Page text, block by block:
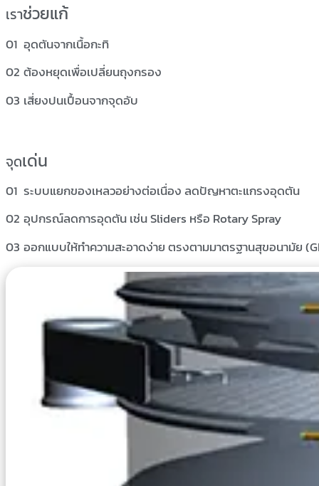
เราช่วยแก้
อุดตันจากเนื้อกะทิ
ต้องหยุดเพื่อเปลี่ยนถุงกรอง
เสี่ยงปนเปื้อนจากจุดอับ
จุดเด่น
ระบบแยกของเหลวอย่างต่อเนื่อง ลดปัญหาตะแกรงอุดตัน
อุปกรณ์ลดการอุดตัน เช่น Sliders หรือ Rotary Spray
ออกแบบให้ทำความสะอาดง่าย ตรงตามมาตรฐานสุขอนามัย